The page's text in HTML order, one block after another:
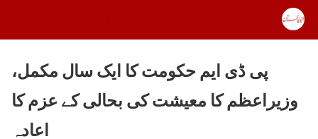
پی ڈی ایم حکومت کا ایک سال مکمل،
وزیراعظم کا معیشت کی بحالی کے عزم کا
اعادہ